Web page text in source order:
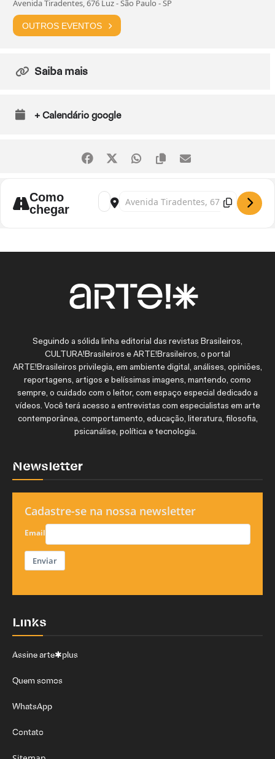
Avenida Tiradentes, 676 Luz - São Paulo - SP
OUTROS EVENTOS
Saiba mais
+ Calendário google
Como
chegar
Address - Exposição "Elementares", de
Destination Address - Exposição
Seguindo a sólida linha editorial das revistas Brasileiros,
CULTURA!Brasileiros e ARTE!Brasileiros, o portal
ARTE!Brasileiros privilegia, em ambiente digital, análises, opiniões,
reportagens, artigos e belíssimas imagens, mantendo, como
sempre, o cuidado com o leitor, com espaço especial dedicado a
vídeos. Você terá acesso a entrevistas com especialistas em arte
contemporânea, comportamento, educação, literatura, filosofia,
psicanálise, política e tecnologia.
Newsletter
Cadastre-se na nossa newsletter
Email
Enviar
Links
Assine arte✱plus
Quem somos
WhatsApp
Contato